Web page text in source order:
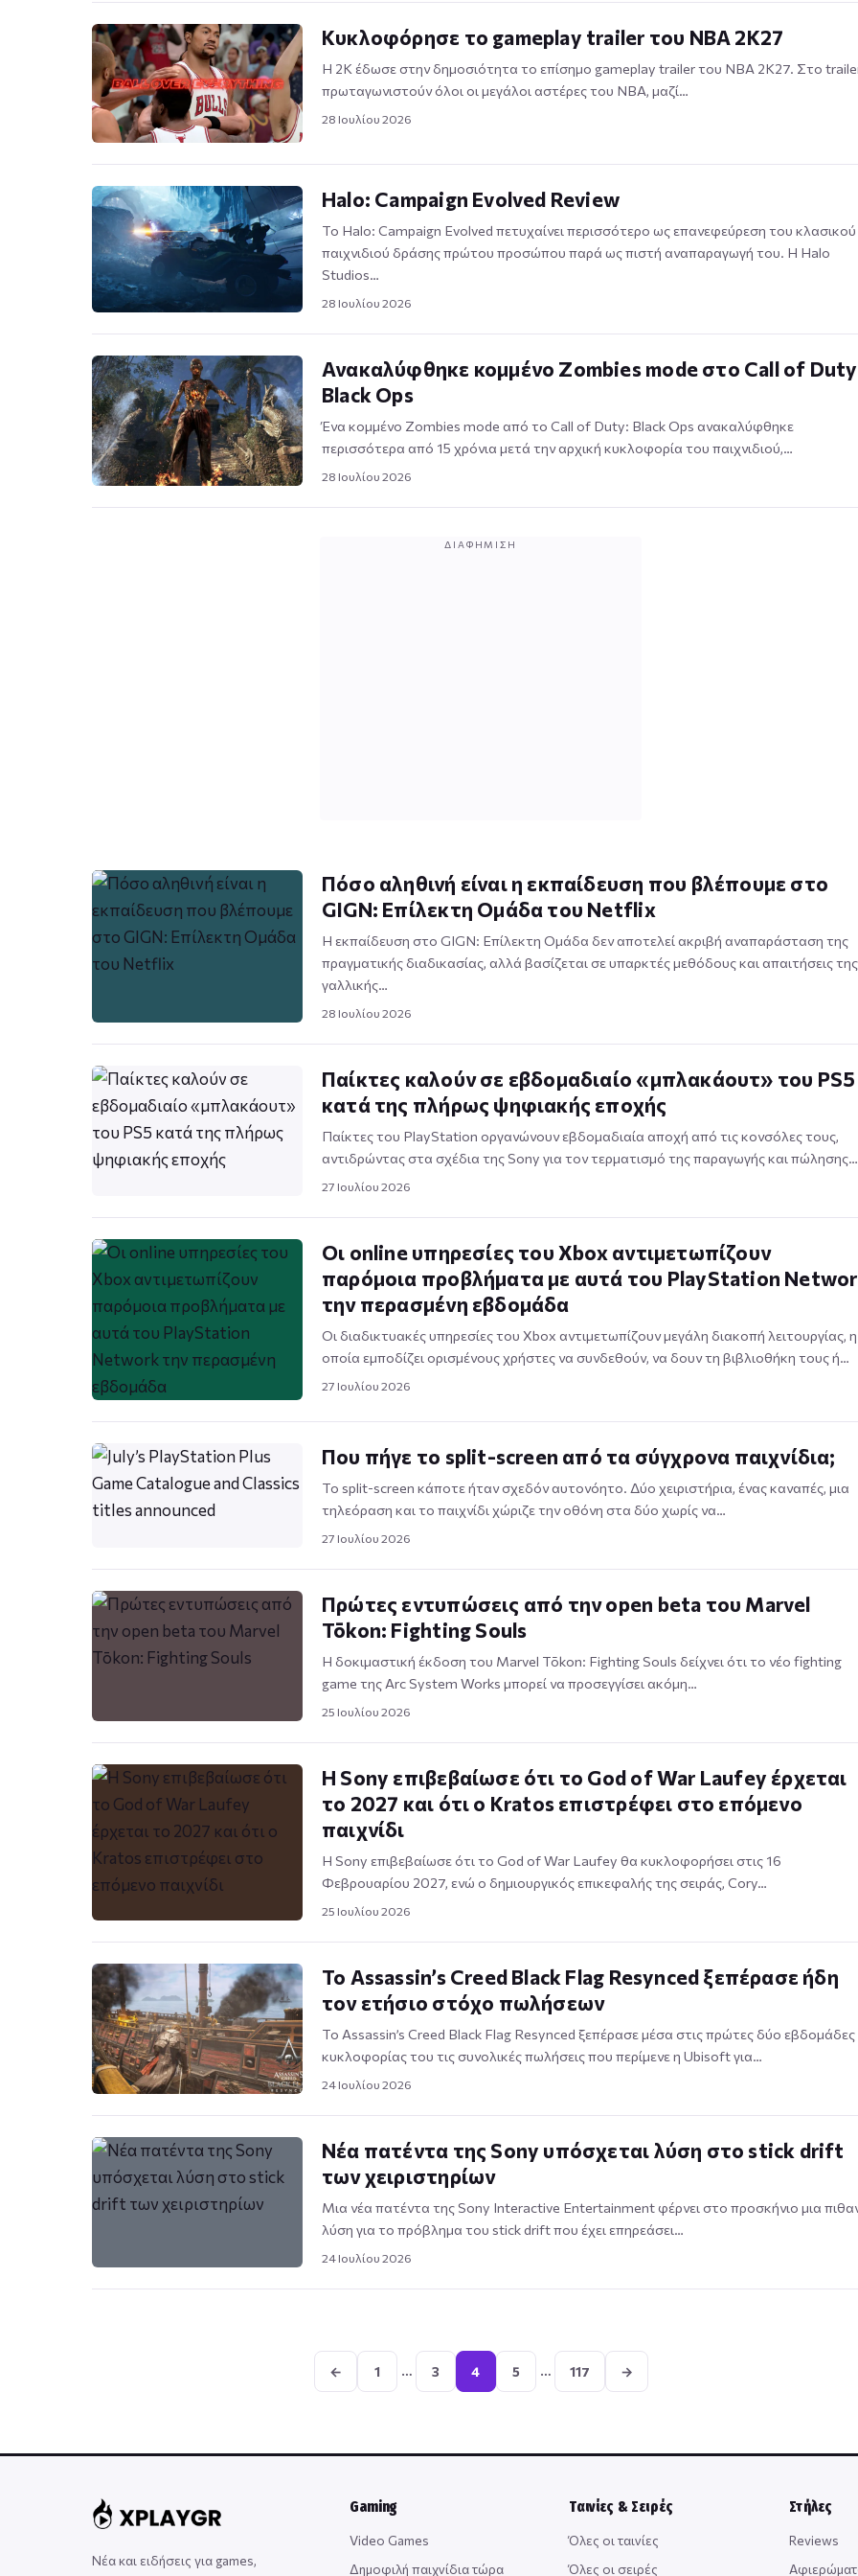
Κυκλοφόρησε το gameplay trailer του NBA 2K27
Η 2K έδωσε στην δημοσιότητα το επίσημο gameplay trailer του NBA 2K27. Στο
πρωταγωνιστούν όλοι οι μεγάλοι αστέρες του NBA, μαζί…
28 Ιουλίου 2026
Halo: Campaign Evolved Review
Το Halo: Campaign Evolved πετυχαίνει περισσότερο ως επανεφεύρεση του κλασικού
παιχνιδιού δράσης πρώτου προσώπου παρά ως πιστή αναπαραγωγή του. Η Halo
Studios…
28 Ιουλίου 2026
Ανακαλύφθηκε κομμένο Zombies mode στο Call of
Black Ops
Ένα κομμένο Zombies mode από το Call of Duty: Black Ops ανακαλύφθηκε
περισσότερα από 15 χρόνια μετά την αρχική κυκλοφορία του παιχνιδιού,…
28 Ιουλίου 2026
ΔΙΑΦΉΜΙΣΗ
Πόσο αληθινή είναι η εκπαίδευση που βλέπουμε στο
GIGN: Επίλεκτη Ομάδα του Netflix
Η εκπαίδευση στο GIGN: Επίλεκτη Ομάδα δεν αποτελεί ακριβή αναπαράσταση της
πραγματικής διαδικασίας, αλλά βασίζεται σε υπαρκτές μεθόδους και απαιτήσεις της
γαλλικής…
28 Ιουλίου 2026
Παίκτες καλούν σε εβδομαδιαίο «μπλακάουτ» του PS5
κατά της πλήρως ψηφιακής εποχής
Παίκτες του PlayStation οργανώνουν εβδομαδιαία αποχή από τις κονσόλες τους,
αντιδρώντας στα σχέδια της Sony για τον τερματισμό της παραγωγής και πώλησης…
27 Ιουλίου 2026
Οι online υπηρεσίες του Xbox αντιμετωπίζουν
παρόμοια προβλήματα με αυτά του PlayStation
την περασμένη εβδομάδα
Οι διαδικτυακές υπηρεσίες του Xbox αντιμετωπίζουν μεγάλη διακοπή λειτουργίας, η
οποία εμποδίζει ορισμένους χρήστες να συνδεθούν, να δουν τη βιβλιοθήκη τους ή…
27 Ιουλίου 2026
Που πήγε το split-screen από τα σύγχρονα παιχνίδια;
Το split-screen κάποτε ήταν σχεδόν αυτονόητο. Δύο χειριστήρια, ένας καναπές, μια
τηλεόραση και το παιχνίδι χώριζε την οθόνη στα δύο χωρίς να…
27 Ιουλίου 2026
Πρώτες εντυπώσεις από την open beta του Marvel
Tōkon: Fighting Souls
Η δοκιμαστική έκδοση του Marvel Tōkon: Fighting Souls δείχνει ότι το νέο fighting
game της Arc System Works μπορεί να προσεγγίσει ακόμη…
25 Ιουλίου 2026
Η Sony επιβεβαίωσε ότι το God of War Laufey έρχεται
το 2027 και ότι ο Kratos επιστρέφει στο επόμενο
παιχνίδι
Η Sony επιβεβαίωσε ότι το God of War Laufey θα κυκλοφορήσει στις 16
Φεβρουαρίου 2027, ενώ ο δημιουργικός επικεφαλής της σειράς, Cory…
25 Ιουλίου 2026
Το Assassin’s Creed Black Flag Resynced ξεπέρασε ήδη
τον ετήσιο στόχο πωλήσεων
Το Assassin’s Creed Black Flag Resynced ξεπέρασε μέσα στις πρώτες δύο εβδομάδες
κυκλοφορίας του τις συνολικές πωλήσεις που περίμενε η Ubisoft για…
24 Ιουλίου 2026
Νέα πατέντα της Sony υπόσχεται λύση στο stick drift
των χειριστηρίων
Μια νέα πατέντα της Sony Interactive Entertainment φέρνει στο προσκήνιο μια
λύση για το πρόβλημα του stick drift που έχει επηρεάσει…
24 Ιουλίου 2026
άρθρων
← 1 … 3 4 5 … 117 →
Νέα και ειδήσεις για games,
Gaming
Video Games
Δημοφιλή παιχνίδια τώρα
Ταινίες & Σειρές
Όλες οι ταινίες
Όλες οι σειρές
Στήλες
Reviews